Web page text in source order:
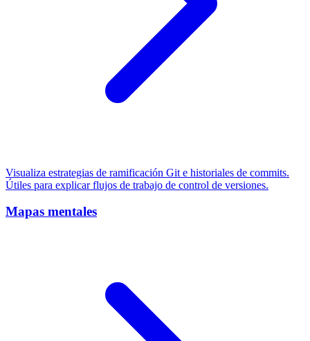
Visualiza estrategias de ramificación Git e historiales de commits.
Útiles para explicar flujos de trabajo de control de versiones.
Mapas mentales